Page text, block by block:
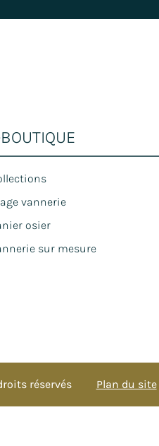
vannerie
osier
sur mesure
réservés Plan du site